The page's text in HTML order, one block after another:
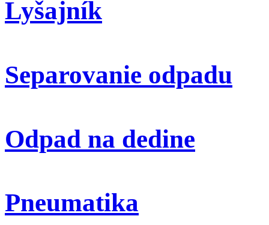
Lyšajník
Separovanie odpadu
Odpad na dedine
Pneumatika